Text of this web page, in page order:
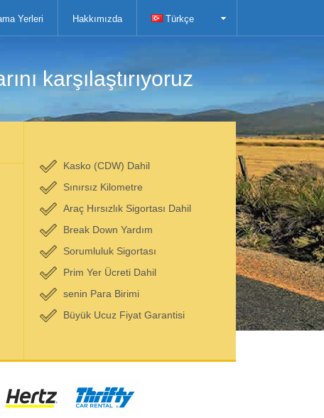
Yerleri Hakkımızda Türkçe
karşılaştırıyoruz
Kasko (CDW) Dahil
Sınırsız Kilometre
Araç Hırsızlık Sigortası Dahil
Break Down Yardım
Sorumluluk Sigortası
Prim Yer Ücreti Dahil
senin Para Birimi
Büyük Ucuz Fiyat Garantisi